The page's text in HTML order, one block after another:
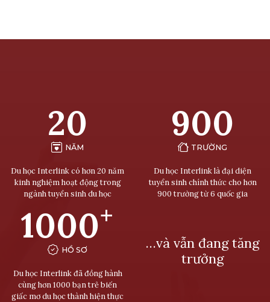
20
NĂM
Du học Interlink có hơn 20 năm
kinh nghiệm hoạt động trong
ngành tuyển sinh du học
900
TRƯỜNG
Du học Interlink là đại diện
tuyển sinh chính thức cho hơn
900 trường từ 6 quốc gia
1000+
HỒ SƠ
Du học Interlink đã đồng hành
cùng hơn 1000 bạn trẻ biến
giấc mơ du học thành hiện thực
…và vẫn đang tăng
trưởng